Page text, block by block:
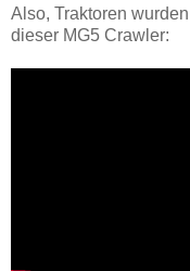
Also, Traktoren
dieser MG5 Crawler: